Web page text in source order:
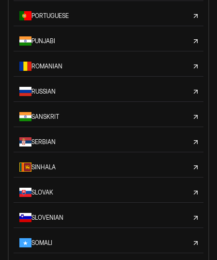
PORTUGUESE
PUNJABI
ROMANIAN
RUSSIAN
SANSKRIT
SERBIAN
SINHALA
SLOVAK
SLOVENIAN
SOMALI